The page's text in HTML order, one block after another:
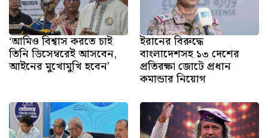
‘আমিও বিশ্বাস করতে চাই
তিনি ডিসেম্বরেই আসবেন,
আইনের মুখোমুখি হবেন’
ইরানের বিরুদ্ধে
বাংলাদেশসহ ১৩ দেশের
প্রতিরক্ষা জোটে প্রধান
কমান্ডার নিয়োগ